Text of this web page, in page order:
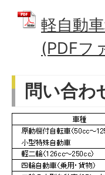
軽自動
(PDFフ
問い合わ